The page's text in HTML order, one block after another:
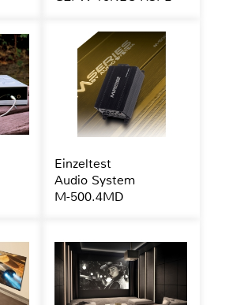
Einzeltest
Audio System
M-500.4MD